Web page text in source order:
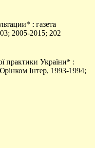
: газета
2005-2015; 202
практики України* :
Інтер, 1993-1994;